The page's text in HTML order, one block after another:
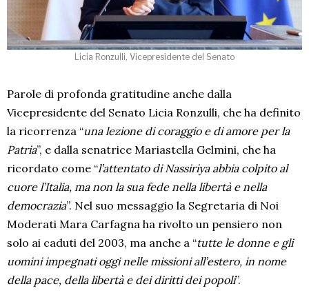
Licia Ronzulli, Vicepresidente del Senato
Parole di profonda gratitudine anche dalla
Vicepresidente del Senato Licia Ronzulli, che ha definito
la ricorrenza “una lezione di coraggio e di amore per la
Patria”, e dalla senatrice Mariastella Gelmini, che ha
ricordato come “l’attentato di Nassiriya abbia colpito al
cuore l’Italia, ma non la sua fede nella libertà e nella
democrazia”. Nel suo messaggio la Segretaria di Noi
Moderati Mara Carfagna ha rivolto un pensiero non
solo ai caduti del 2003, ma anche a “tutte le donne e gli
uomini impegnati oggi nelle missioni all’estero, in nome
della pace, della libertà e dei diritti dei popoli”.